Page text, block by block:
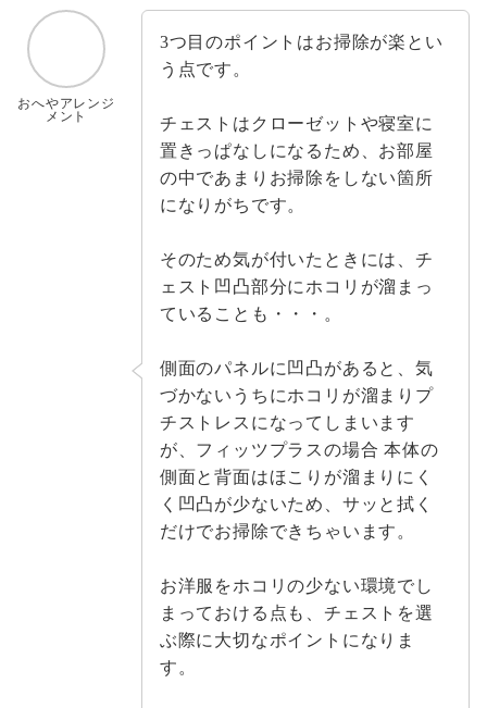
おへやアレンジ
メント
3つ目のポイントはお掃除が楽とい
う点です。
チェストはクローゼットや寝室に
置きっぱなしになるため、お部屋
の中であまりお掃除をしない箇所
になりがちです。
そのため気が付いたときには、チ
ェスト凹凸部分にホコリが溜まっ
ていることも・・・。
側面のパネルに凹凸があると、気
づかないうちにホコリが溜まりプ
チストレスになってしまいます
が、フィッツプラスの場合 本体の
側面と背面はほこりが溜まりにく
く凹凸が少ないため、サッと拭く
だけでお掃除できちゃいます。
お洋服をホコリの少ない環境でし
まっておける点も、チェストを選
ぶ際に大切なポイントになりま
す。